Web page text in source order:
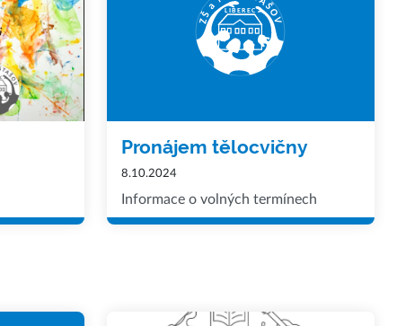
Pronájem tělocvičny
8.10.2024
Informace o volných termínech